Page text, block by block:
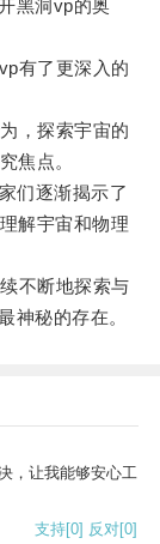
黑洞vp的奥
有了更深入的
，探索宇宙的
焦点。
们逐渐揭示了
解宇宙和物理
不断地探索与
神秘的存在。
，让我能够安心工
支持[0] 反对[0]